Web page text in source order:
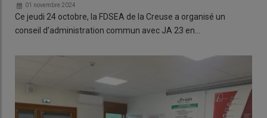
01 novembre 2024
Ce jeudi 24 octobre, la FDSEA de la Creuse a organisé un
conseil d’administration commun avec JA 23 en…